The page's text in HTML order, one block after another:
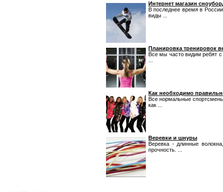
Интернет магазин
В последнее время в
виды ...
Планировка тренировок
Все мы часто видим ребят
Как необходимо
Все нормальные
как ...
Веревки и шнуры
Веревка - длинные
прочность. ...